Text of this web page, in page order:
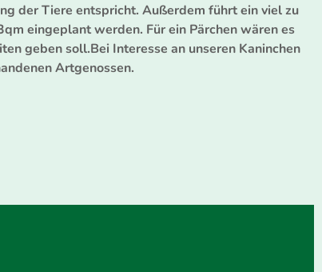
der Tiere entspricht. Außerdem führt ein viel zu
eingeplant werden. Für ein Pärchen wären es
geben soll.Bei Interesse an unseren Kaninchen
Artgenossen.